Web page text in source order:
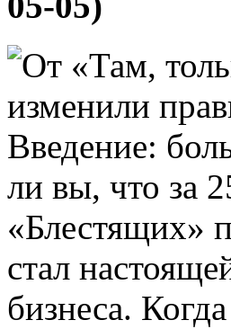
Введение:
ли вы, что за
«Блестящих»
стал
бизнеса.